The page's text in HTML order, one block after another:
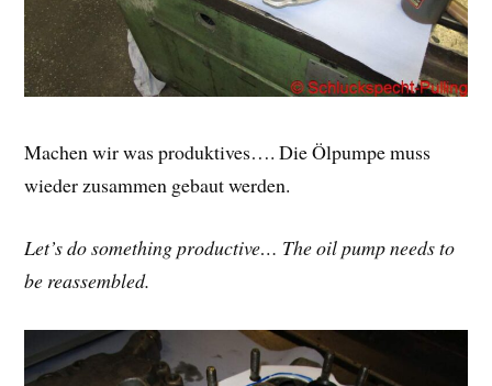
Machen wir was produktives…. Die Ölpumpe muss
wieder zusammen gebaut werden.
Let’s do something productive… The oil pump needs to
be reassembled.